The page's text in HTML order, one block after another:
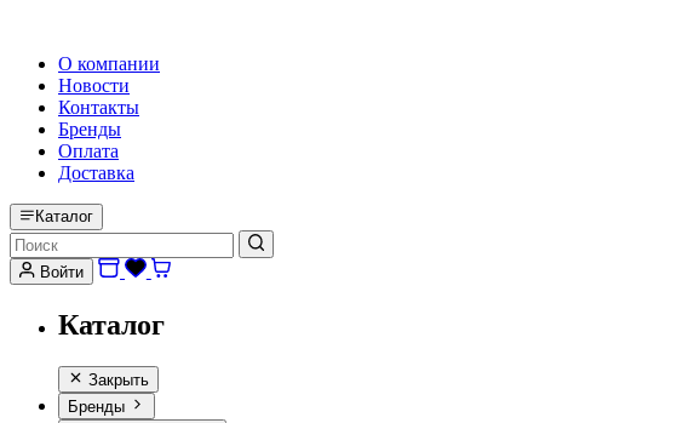
О компании
Новости
Контакты
Бренды
Оплата
Доставка
Каталог
Войти
Каталог
Закрыть
Бренды